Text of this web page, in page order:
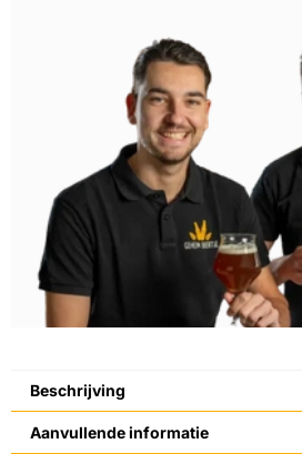
Beschrijving
Aanvullende informatie